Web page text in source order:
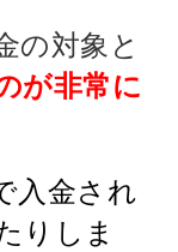
の対象と
が非常に
入金され
りしま